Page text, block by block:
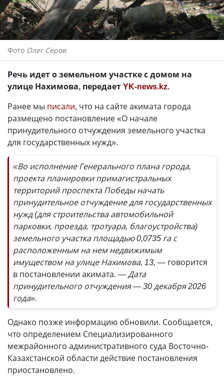
Фото Олег Серов
Речь идет о земельном участке с домом на
улице Нахимова, передаетYK-news.kz.
Ранее мы писали, что на сайте акимата города
размещено постановление «О начале
принудительного отчуждения земельного участка
для государственных нужд».
«Во исполнение Генерального плана города,
проекта планировки примагистральных
территорий проспекта Победы начать
принудительное отчуждение для государственных
нужд (для строительства автомобильной
парковки, проезда, тротуара, благоустройства)
земельного участка площадью 0,0735 га с
расположенным на нем недвижимым
имуществом на улице Нахимова, 13, — говорится
в постановлении акимата. — Дата
принудительного отчуждения — 30 декабря 2026
года».
Однако позже информацию обновили. Сообщается,
что определением Специализированного
межрайонного административного суда Восточно-
Казахстанской области действие постановления
приостановлено.